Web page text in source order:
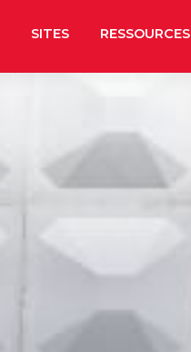
SITES RESSOURCES